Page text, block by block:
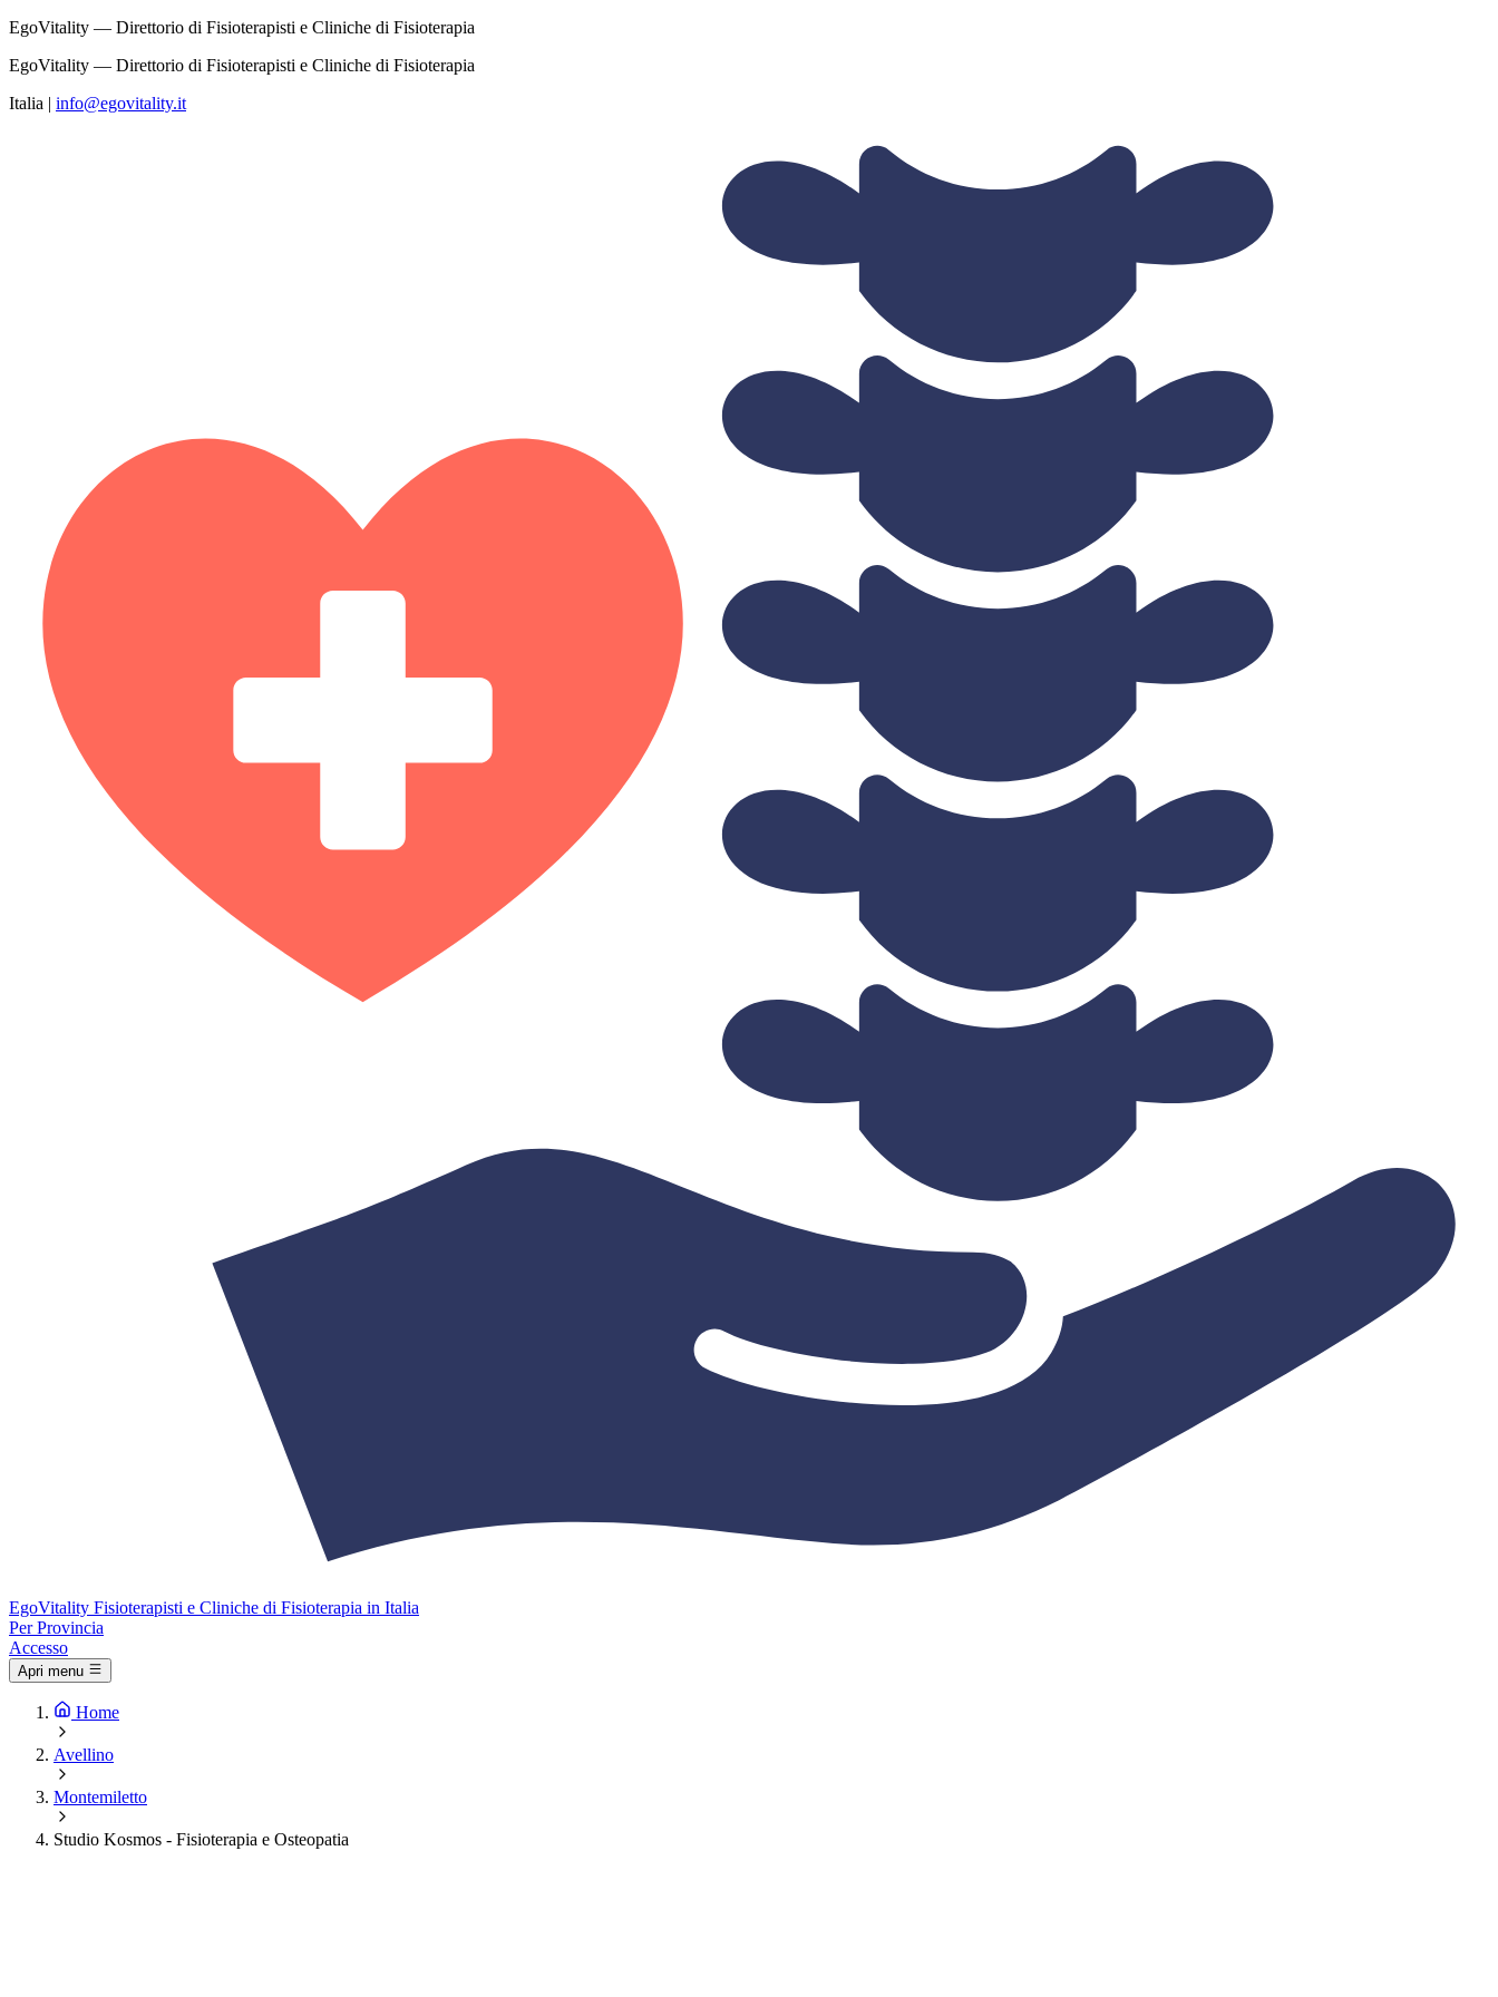
EgoVitality — Direttorio di Fisioterapisti e Cliniche di Fisioterapia
EgoVitality — Direttorio di Fisioterapisti e Cliniche di Fisioterapia
Italia | info@egovitality.it
EgoVitality Fisioterapisti e Cliniche di Fisioterapia in Italia
Per Provincia
Accesso
Apri menu
Home
Avellino
Montemiletto
Studio Kosmos - Fisioterapia e Osteopatia